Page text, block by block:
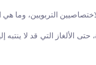
التربويين، وما هي
حتى الألغاز التي قد لا